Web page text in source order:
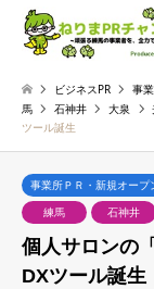
ビジネスPR 事
馬
石神井 大泉
ツール誕生
事業所ＰＲ・新規オープ
練馬
石神井
個人サロンの
DXツール誕生